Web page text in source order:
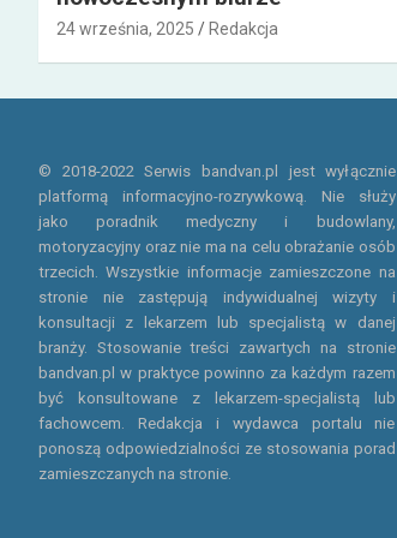
24 września, 2025 Redakcja
© 2018-2022 Serwis bandvan.pl jest wyłącznie
platformą informacyjno-rozrywkową. Nie służy
jako poradnik medyczny i budowlany,
motoryzacyjny oraz nie ma na celu obrażanie osób
trzecich. Wszystkie informacje zamieszczone na
stronie nie zastępują indywidualnej wizyty i
konsultacji z lekarzem lub specjalistą w danej
branży. Stosowanie treści zawartych na stronie
bandvan.pl w praktyce powinno za każdym razem
być konsultowane z lekarzem-specjalistą lub
fachowcem. Redakcja i wydawca portalu nie
ponoszą odpowiedzialności ze stosowania porad
zamieszczanych na stronie.